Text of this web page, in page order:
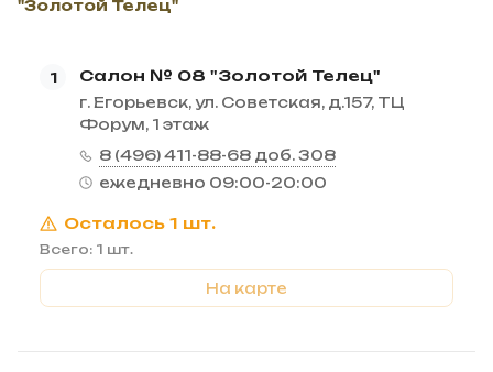
"Золотой Телец"
1 Салон № 08 "Золотой Телец"
г. Егорьевск, ул. Советская, д.157, ТЦ
Форум, 1 этаж
8 (496) 411-88-68 доб. 308
ежедневно 09:00-20:00
Осталось 1 шт.
Всего: 1 шт.
На карте